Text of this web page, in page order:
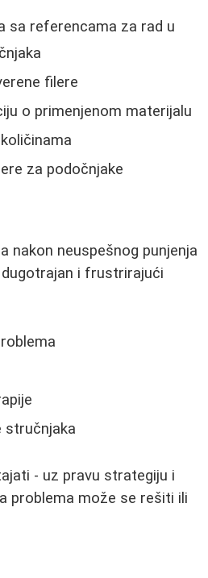
sa referencama za rad u
filere
o primenjenom materijalu
za podočnjake
nakon neuspešnog punjenja
i frustrirajući
stručnjaka
- uz pravu strategiju i
problema može se rešiti ili